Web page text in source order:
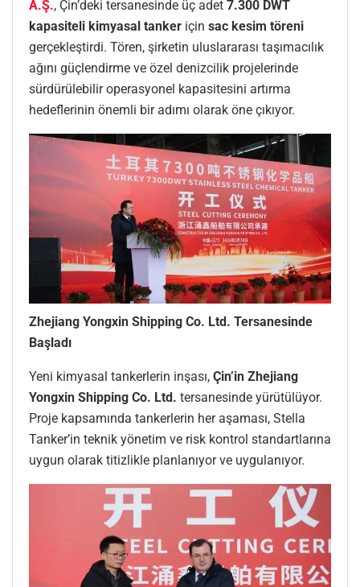
A.Ş., Çin’deki tersanesinde üç adet 7.300 DWT
kapasiteli kimyasal tanker için sac kesim töreni
gerçekleştirdi. Tören, şirketin uluslararası taşımacılık
ağını güçlendirme ve özel denizcilik projelerinde
sürdürülebilir operasyonel kapasitesini artırma
hedeflerinin önemli bir adımı olarak öne çıkıyor.
Zhejiang Yongxin Shipping Co. Ltd. Tersanesinde
Başladı
Yeni kimyasal tankerlerin inşası, Çin’in Zhejiang
Yongxin Shipping Co. Ltd. tersanesinde yürütülüyor.
Proje kapsamında tankerlerin her aşaması, Stella
Tanker’in teknik yönetim ve risk kontrol standartlarına
uygun olarak titizlikle planlanıyor ve uygulanıyor.